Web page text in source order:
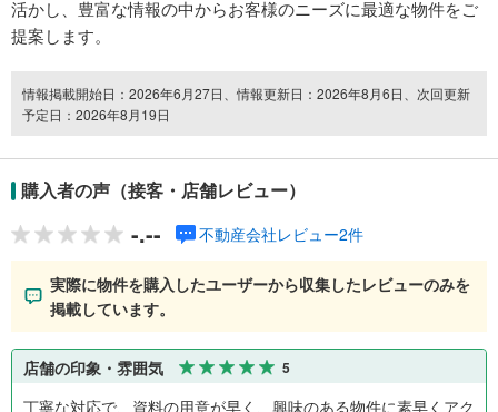
活かし、豊富な情報の中からお客様のニーズに最適な物件をご
提案します。
情報掲載開始日：2026年6月27日、情報更新日：2026年8月6日、次回更新
予定日：2026年8月19日
購入者の声（接客・店舗レビュー）
-.-- 不動産会社レビュー2件
実際に物件を購入したユーザーから収集したレビューのみを
掲載しています。
店舗の印象・雰囲気 5
丁寧な対応で、資料の用意が早く、興味のある物件に素早くアク